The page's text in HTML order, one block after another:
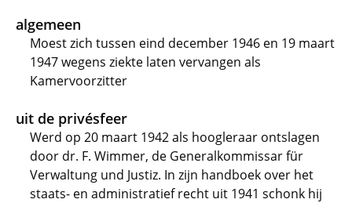
algemeen
Moest zich tussen eind december 1946 en 19 maart
1947 wegens ziekte laten vervangen als
Kamervoorzitter
uit de privésfeer
Werd op 20 maart 1942 als hoogleraar ontslagen
door dr. F. Wimmer, de Generalkommissar für
Verwaltung und Justiz. In zijn handboek over het
staats- en administratief recht uit 1941 schonk hij